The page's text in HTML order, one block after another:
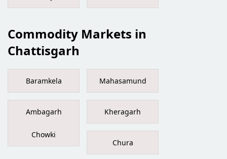
Commodity Markets in
Chattisgarh
Baramkela Mahasamund
Ambagarh
Chowki
Kheragarh
Chura